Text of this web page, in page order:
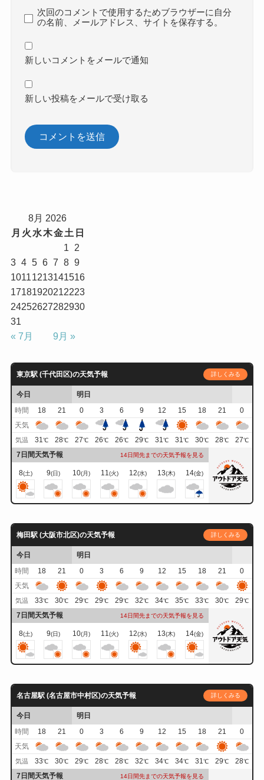
次回のコメントで使用するためブラウザーに自分
の名前、メールアドレス、サイトを保存する。
新しいコメントをメールで通知
新しい投稿をメールで受け取る
8月 2026
月 火 水木金土 日
1
2
3 4 5 6 7 8 9
10111213141516
17181920212223
24252627282930
31
« 7月
9月 »
東京駅 (千代田区)の天気予報 詳しくみる
今日
明日
時間
18 21 0 3 6 9 12 15 18 21
0
天気
気温 31℃ 28℃ 27℃ 26℃ 26℃ 29℃ 31℃ 31℃ 30℃ 28℃ 27℃
7日間天気予報 14日間先までの天気予報を見る
8(土) 9(日) 10(月) 11(火) 12(水) 13(木) 14(金)
梅田駅 (大阪市北区)の天気予報 詳しくみる
今日
明日
時間
18 21 0 3 6 9 12 15 18 21
0
天気
気温 33℃ 30℃ 29℃ 29℃ 29℃ 32℃ 34℃ 35℃ 33℃ 30℃ 29℃
7日間天気予報 14日間先までの天気予報を見る
8(土) 9(日) 10(月) 11(火) 12(水) 13(木) 14(金)
名古屋駅 (名古屋市中村区)の天気予報 詳しくみる
今日
明日
時間
18 21 0 3 6 9 12 15 18 21
0
天気
気温 33℃ 30℃ 29℃ 28℃ 28℃ 32℃ 34℃ 34℃ 31℃ 29℃ 28℃
7日間天気予報 14日間先までの天気予報を見る